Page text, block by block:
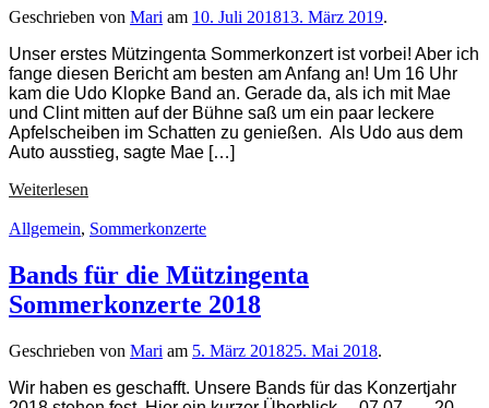
Geschrieben von Mari am 10. Juli 201813. März 2019.
Unser erstes Mützingenta Sommerkonzert ist vorbei! Aber ich
fange diesen Bericht am besten am Anfang an! Um 16 Uhr
kam die Udo Klopke Band an. Gerade da, als ich mit Mae
und Clint mitten auf der Bühne saß um ein paar leckere
Apfelscheiben im Schatten zu genießen. Als Udo aus dem
Auto ausstieg, sagte Mae […]
Weiterlesen
Allgemein, Sommerkonzerte
Bands für die Mützingenta
Sommerkonzerte 2018
Geschrieben von Mari am 5. März 201825. Mai 2018.
Wir haben es geschafft. Unsere Bands für das Konzertjahr